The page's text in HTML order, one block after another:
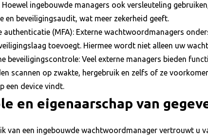
Hoewel ingebouwde managers ook versleuteling
en beveiligingsaudit, wat meer zekerheid geeft.
authenticatie (MFA): Externe wachtwoordmanagers
toevoegt. Hiermee wordt niet alleen uw
beveiligingscontrole: Veel externe managers bieden
scannen op zwakte, hergebruik en zelfs of ze
een device vindt.
en eigenaarschap van
van een ingebouwde wachtwoordmanager vertrouwt u